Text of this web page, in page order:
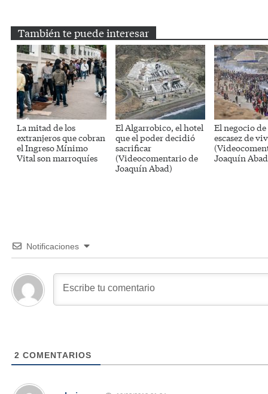
También te puede interesar
La mitad de los
extranjeros que cobran
el Ingreso Mínimo
Vital son marroquíes
El Algarrobico, el hotel
que el poder decidió
sacrificar
(Videocomentario de
Joaquín Abad)
El negocio de
escasez de
Joaquín
Notificaciones
2 COMENTARIOS